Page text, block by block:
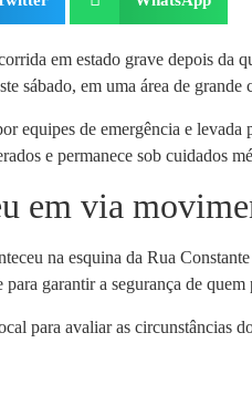
em estado grave depois da
sábado, em uma área de grande
equipes de emergência e
e permanece sob cuidados
em via
na esquina da Rua
garantir a segurança de quem
para avaliar as circunstâncias